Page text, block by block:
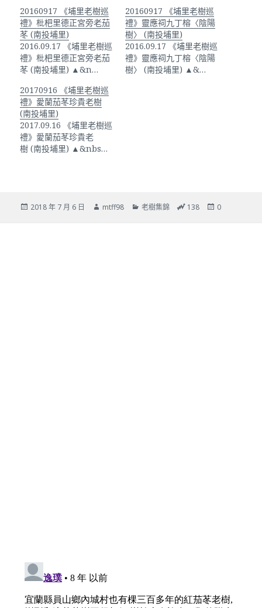
20160917 《埔里老樹巡
禮》枇杷里德正宮旁老茄
苳 (南投埔里)
2016.09.17 《埔里老樹巡
禮》枇杷里德正宮旁老茄
苳 (南投埔里) ▲&n…
20160917 《埔里老樹巡
禮》靈應祠九丁榕〈陰陽
樹〉 (南投埔里)
2016.09.17 《埔里老樹巡
禮》靈應祠九丁榕〈陰陽
樹〉 (南投埔里) ▲&…
20170916 《埔里老樹巡
禮》愛蘭茄苳珍貴老樹
(南投埔里)
2017.09.16 《埔里老樹巡
禮》愛蘭茄苳珍貴老
樹 (南投埔里) ▲&nbs…
發
2018 年 7 月 6 日
作
mtff98
分
老樹集錦
總
138
24
0